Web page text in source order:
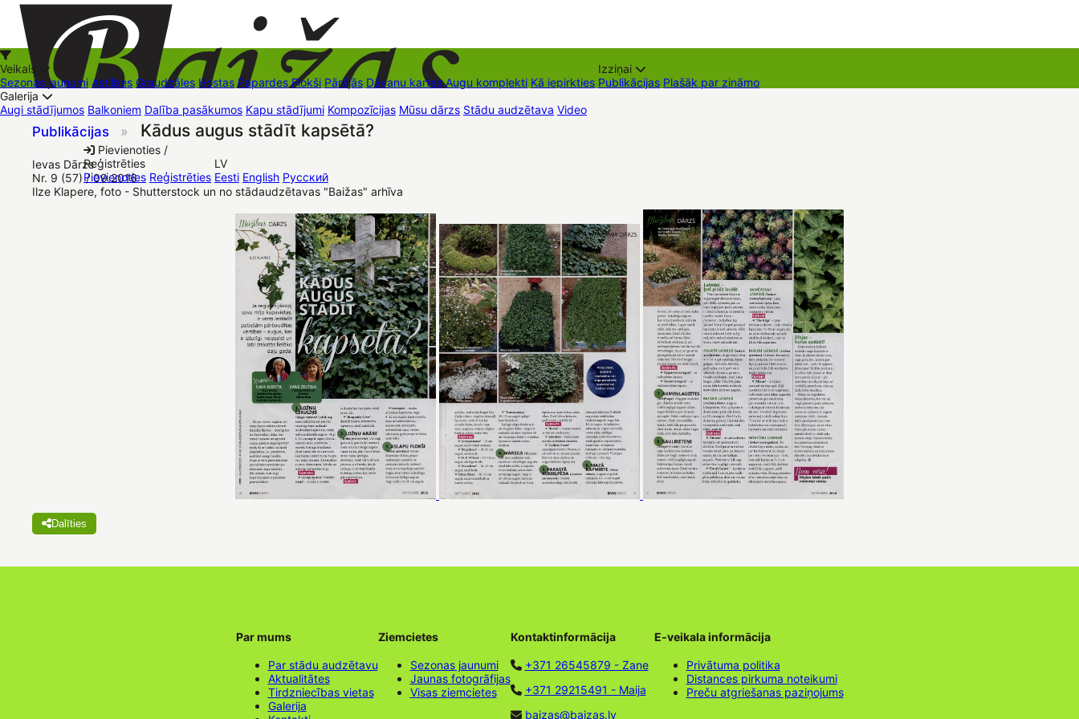
+37126545879 baizas@baizas.lv
Stādu grozs
Pievienoties /
Reģistrēties
Pievienoties Reģistrēties
LV
Eesti English Русский
Veikals
Sezonas jaunumi Astilbes Graudzāles Hostas Papardes Flokši Pārējās Dāvanu kartes Augu komplekti Kā iepirkties
Izziņai
Publikācijas Plašāk par zināmo
Galerija
Augi stādījumos Balkoniem Dalība pasākumos Kapu stādījumi Kompozīcijas Mūsu dārzs Stādu audzētava Video
Publikācijas » Kādus augus stādīt kapsētā?
Ievas Dārzs
Nr. 9 (57) / 09.2016
Ilze Klapere, foto - Shutterstock un no stādaudzētavas "Baižas" arhīva
Dalīties
Par mums
Par stādu audzētavu
Aktualitātes
Tirdzniecības vietas
Galerija
Ziemcietes
Sezonas jaunumi
Jaunas fotogrāfijas
Visas ziemcietes
Kontaktinformācija
+371 26545879 - Zane
+371 29215491 - Maija
baizas@baizas.lv
E-veikala informācija
Privātuma politika
Distances pirkuma noteikumi
Preču atgriešanas paziņojums